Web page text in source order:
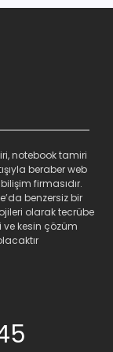
notebook tamiri
beraber web
firmasıdır.
benzersiz bir
olarak tecrübe
ve kesin çözüm